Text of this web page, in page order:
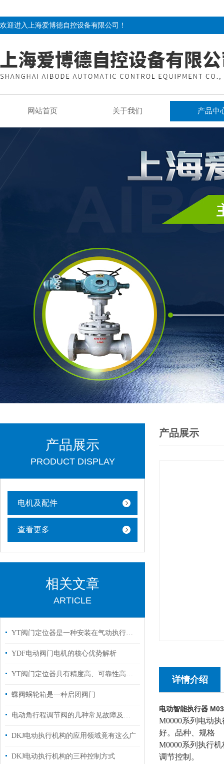
欢迎进入上海爱博德自控设备有限公司！
网站首页 关于我们 产品中
产品展示
PRODUCT DISPLAY
电机及配件
查看更多
相关文章
ARTICLE
YT阀门定位器是一种安装在气动执行机构上的反馈控制装置
YDF电动阀门电机的核心优势解析
YT阀门定位器具有精度高、可靠性高等优点
蝶阀蜗轮箱是一种启闭阀门
电动角行程调节阀的几种常见故障及处理方法
DKJ电动执行机构的应用领域竟有这么广
DKJ电动执行机构的三种控制方式
产品展示
详情介绍
电动智能执行器
M0000系列电动
好。 品种、规格
M0000系列执行
调节控制。